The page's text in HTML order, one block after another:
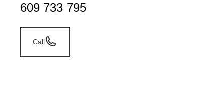
609 733 795
Call